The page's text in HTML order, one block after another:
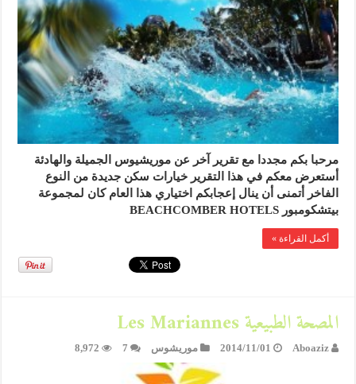
مرحبا بكم مجددا مع تقرير آخر عن موريشيوس الجميلة والهادئة
أستعرض معكم في هذا التقرير خيارات سكن جديدة من النوع
الفاخر أتمنى أن ينال إعجابكم اختياري هذا العام كان لمجموعة
بيتشكومبور BEACHCOMBER HOTELS
أكمل القراءة »
المصحة الطبيعية Les Mariannes
Aboaziz
2014/11/01 موريشوس 7
8,972